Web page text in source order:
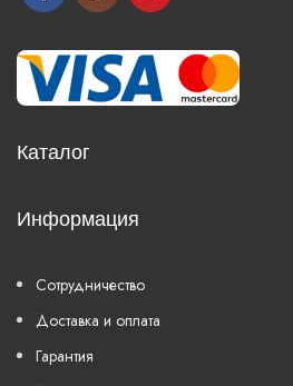
Каталог
Информация
Сотрудничество
Доставка и оплата
Гарантия